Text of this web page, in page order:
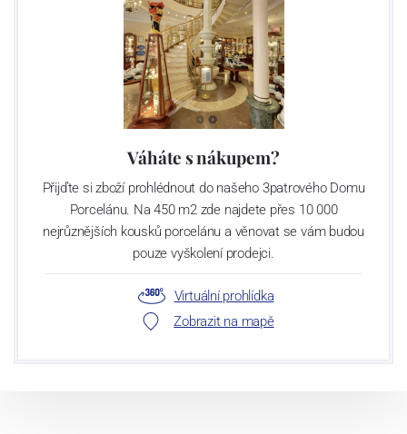
Váháte s nákupem?
Přijďte si zboží prohlédnout do našeho 3patrového Domu
Porcelánu. Na 450 m2 zde najdete přes 10 000
nejrůznějších kousků porcelánu a věnovat se vám budou
pouze vyškolení prodejci.
Virtuální prohlídka
Zobrazit na mapě